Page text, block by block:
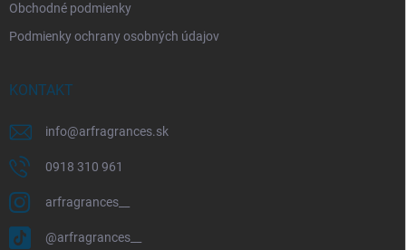
Obchodné podmienky
Podmienky ochrany osobných údajov
KONTAKT
info@arfragrances.sk
0918 310 961
arfragrances__
@arfragrances__